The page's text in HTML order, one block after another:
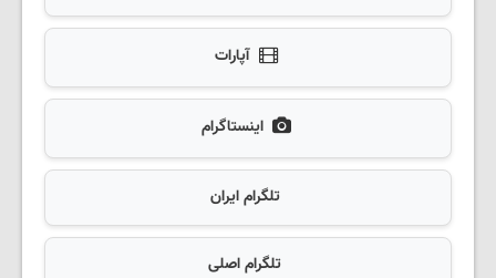
آپارات
اینستاگرام
تلگرام ایران
تلگرام اصلی